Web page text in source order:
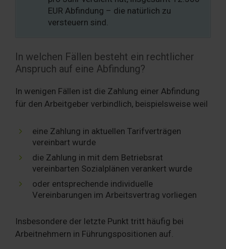
EUR Abfindung – die natürlich zu
versteuern sind.
In welchen Fällen besteht ein rechtlicher
Anspruch auf eine Abfindung?
In wenigen Fällen ist die Zahlung einer Abfindung
für den Arbeitgeber verbindlich, beispielsweise weil
eine Zahlung in aktuellen Tarifverträgen
vereinbart wurde
die Zahlung in mit dem Betriebsrat
vereinbarten Sozialplänen verankert wurde
oder entsprechende individuelle
Vereinbarungen im Arbeitsvertrag vorliegen
Insbesondere der letzte Punkt tritt häufig bei
Arbeitnehmern in Führungspositionen auf.